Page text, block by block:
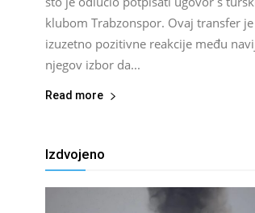
klubom Trabzonspor. Ovaj transfer je
izuzetno pozitivne reakcije među
njegov izbor da...
Read more
Izdvojeno